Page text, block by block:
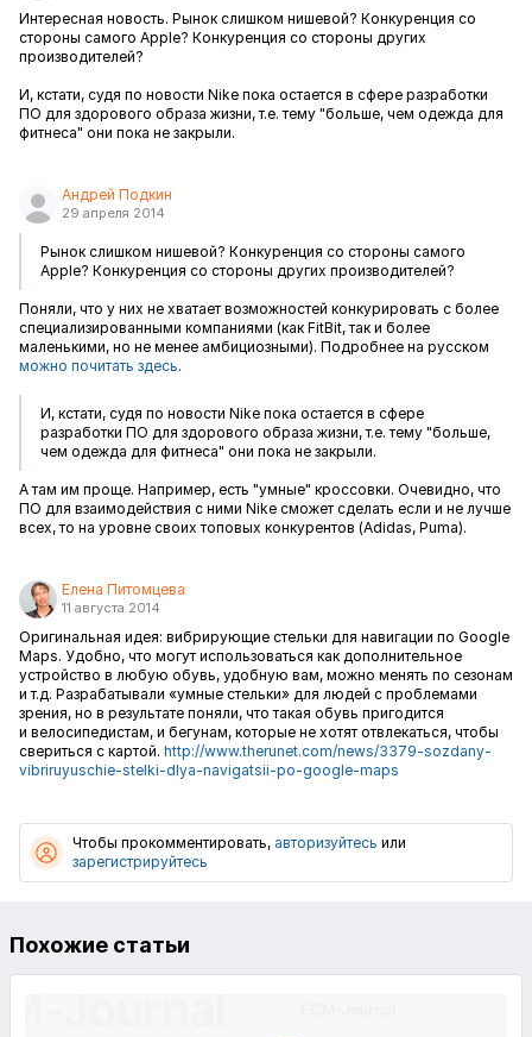
Интересная новость. Рынок слишком нишевой? Конкуренция со
стороны самого Apple? Конкуренция со стороны других
производителей?
И, кстати, судя по новости Nike пока остается в сфере разработки
ПО для здорового образа жизни, т.е. тему "больше, чем одежда для
фитнеса" они пока не закрыли.
Андрей Подкин
29 апреля 2014
Рынок слишком нишевой? Конкуренция со стороны самого
Apple? Конкуренция со стороны других производителей?
Поняли, что у них не хватает возможностей конкурировать с более
специализированными компаниями (как FitBit, так и более
маленькими, но не менее амбициозными). Подробнее на русском
можно почитать здесь.
И, кстати, судя по новости Nike пока остается в сфере
разработки ПО для здорового образа жизни, т.е. тему "больше,
чем одежда для фитнеса" они пока не закрыли.
А там им проще. Например, есть "умные" кроссовки. Очевидно, что
ПО для взаимодействия с ними Nike сможет сделать если и не лучше
всех, то на уровне своих топовых конкурентов (Adidas, Puma).
Елена Питомцева
11 августа 2014
Оригинальная идея: вибрирующие стельки для навигации по Google
Maps. Удобно, что могут использоваться как дополнительное
устройство в любую обувь, удобную вам, можно менять по сезонам
и т.д. Разрабатывали «умные стельки» для людей с проблемами
зрения, но в результате поняли, что такая обувь пригодится
и велосипедистам, и бегунам, которые не хотят отвлекаться, чтобы
свериться с картой. http://www.therunet.com/news/3379-sozdany-
vibriruyuschie-stelki-dlya-navigatsii-po-google-maps
Чтобы прокомментировать, авторизуйтесь или
зарегистрируйтесь
Похожие статьи